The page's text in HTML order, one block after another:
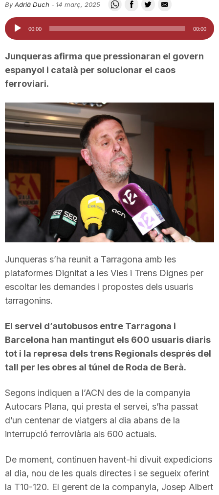
u
a
t
d
e
T
r
r
a
g
o
n
a
By Adrià Duch - 14 març, 2025
Reproductor
d'àudio
00:00 00:00
Junqueras afirma que pressionaran el govern
espanyol i català per solucionar el caos
ferroviari.
Junqueras s’ha reunit a Tarragona amb les
plataformes Dignitat a les Vies i Trens Dignes per
escoltar les demandes i propostes dels usuaris
tarragonins.
El servei d’autobusos entre Tarragona i
Barcelona han mantingut els 600 usuaris diaris
tot i la represa dels trens Regionals després del
tall per les obres al túnel de Roda de Berà.
Segons indiquen a l’ACN des de la companyia
Autocars Plana, qui presta el servei, s’ha passat
d’un centenar de viatgers al dia abans de la
interrupció ferroviària als 600 actuals.
De moment, continuen havent-hi divuit expedicions
al dia, nou de les quals directes i se segueix oferint
la T10-120. El gerent de la companyia, Josep Albert